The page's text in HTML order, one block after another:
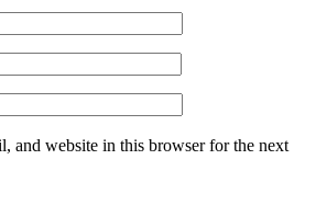
and website in this browser for the next